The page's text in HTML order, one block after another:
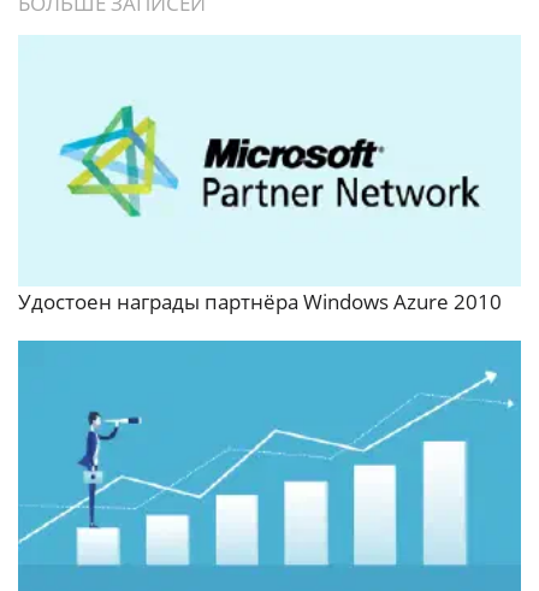
Удостоен награды партнёра Windows Azure 2010